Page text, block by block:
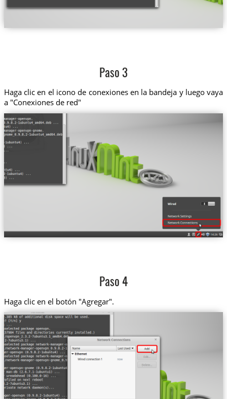
Paso 3
Haga clic en el icono de conexiones en la bandeja y luego vaya
a "Conexiones de red"
Paso 4
Haga clic en el botón "Agregar".